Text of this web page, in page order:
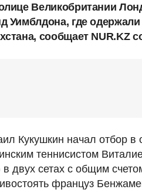
Великобритании
Уимблдона, где
сообщает NUR.KZ
Кукушкин начал отбор в
теннисистом
двух сетах с общим
француз